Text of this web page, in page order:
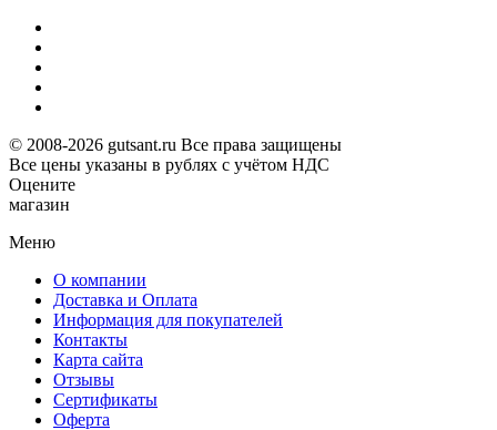
© 2008-2026 gutsant.ru Все права защищены
Все цены указаны в рублях с учётом НДС
Оцените
магазин
Меню
О компании
Доставка и Оплата
Информация для покупателей
Контакты
Карта сайта
Отзывы
Сертификаты
Оферта